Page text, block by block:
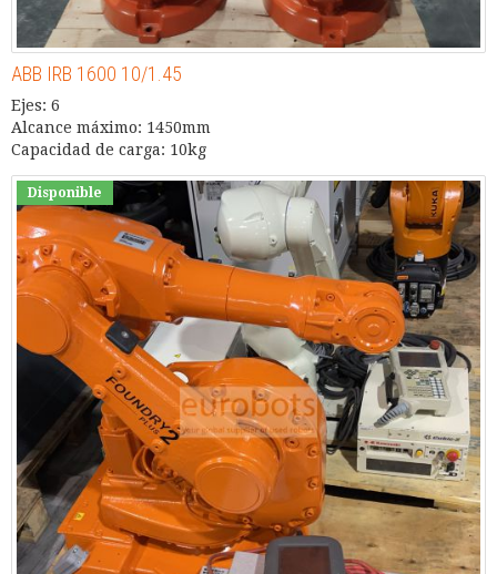
ABB IRB 1600 10/1.45
Ejes: 6
Alcance máximo: 1450mm
Capacidad de carga: 10kg
Disponible